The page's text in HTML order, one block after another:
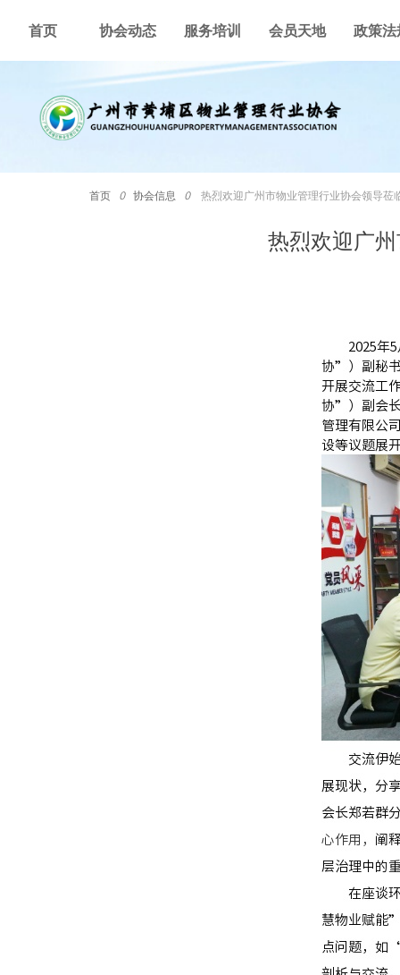
首页 协会动态 服务培训 会员天地 政策法
热烈欢迎广
首页 ꄲ 协会信息 ꄲ 热烈欢迎广州市物业管理行业协会领导莅